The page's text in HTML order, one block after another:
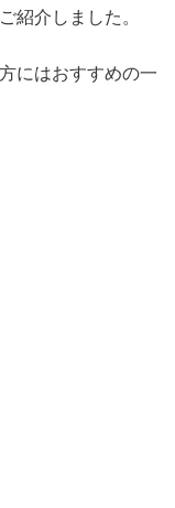
紹介しました。
にはおすすめの一